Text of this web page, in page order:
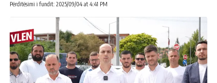
Përditësimi i fundit: 2025/09/04 at 4:41 PM